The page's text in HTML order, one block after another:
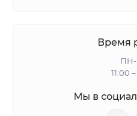
Время
11:00
Мы в